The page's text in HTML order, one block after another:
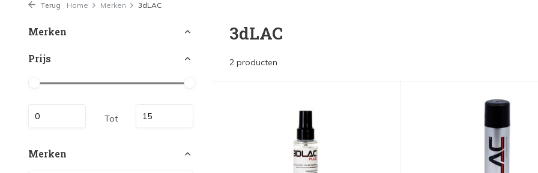
Terug Home Merken 3dLAC
Merken
Prijs
Tot
Merken
3dLAC
2 producten